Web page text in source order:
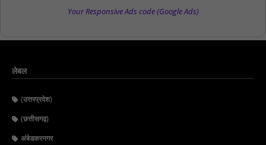
Your Responsive Ads code (Google Ads)
लेबल
(उत्तरप्रदेश)
(छत्तीसगढ़)
अंबेडकरनगर